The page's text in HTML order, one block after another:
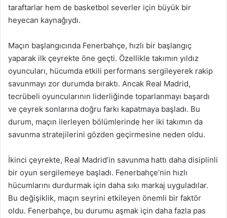
taraftarlar hem de basketbol severler için büyük bir
heyecan kaynağıydı.
Maçın başlangıcında Fenerbahçe, hızlı bir başlangıç
yaparak ilk çeyrekte öne geçti. Özellikle takımın yıldız
oyuncuları, hücumda etkili performans sergileyerek rakip
savunmayı zor durumda bıraktı. Ancak Real Madrid,
tecrübeli oyuncularının liderliğinde toparlanmayı başardı
ve çeyrek sonlarına doğru farkı kapatmaya başladı. Bu
durum, maçın ilerleyen bölümlerinde her iki takımın da
savunma stratejilerini gözden geçirmesine neden oldu.
İkinci çeyrekte, Real Madrid’in savunma hattı daha disiplinli
bir oyun sergilemeye başladı. Fenerbahçe’nin hızlı
hücumlarını durdurmak için daha sıkı markaj uyguladılar.
Bu değişiklik, maçın seyrini etkileyen önemli bir faktör
oldu. Fenerbahçe, bu durumu aşmak için daha fazla pas